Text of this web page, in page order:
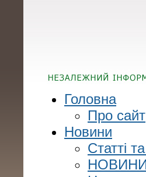
Головна
Про сайт
Новини
Статті